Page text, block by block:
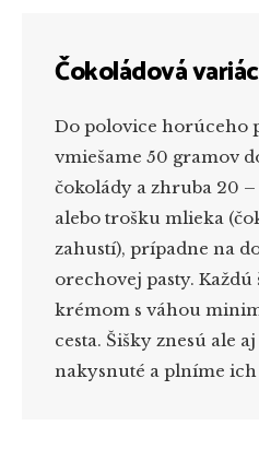
Čokoládová
Do polovice horúceho
vmiešame 50 gramov
čokolády a zhruba 20
alebo trošku mlieka
zahustí), prípadne na
orechovej pasty.
krémom s váhou
cesta. Šišky znesú ale
nakysnuté a plníme ich